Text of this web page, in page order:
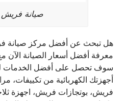
صيانة
هل تبحث عن أفضل مركز صيانة
معرفة أفضل أسعار الصيانة
سوف تحصل على أفضل الخدمات
أجهزتك الكهربائية من تكييفات،
فريش، بوتجازات فريش، اجهزة